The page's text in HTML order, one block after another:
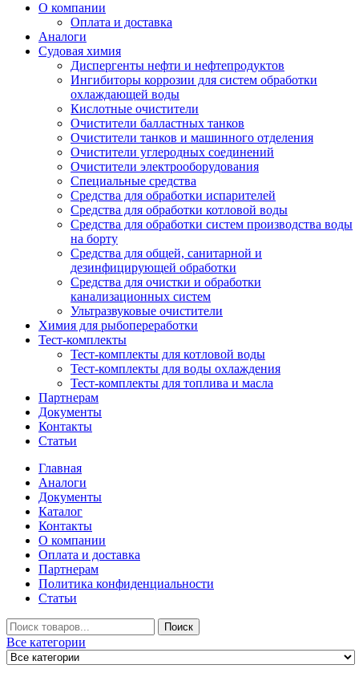
О компании
Оплата и доставка
Аналоги
Судовая химия
Диспергенты нефти и нефтепродуктов
Ингибиторы коррозии для систем обработки
охлаждающей воды
Кислотные очистители
Очистители балластных танков
Очистители танков и машинного отделения
Очистители углеродных соединений
Очистители электрооборудования
Специальные средства
Средства для обработки испарителей
Средства для обработки котловой воды
Средства для обработки систем производства воды
на борту
Средства для общей, санитарной и
дезинфицирующей обработки
Средства для очистки и обработки
канализационных систем
Ультразвуковые очистители
Химия для рыбопереработки
Тест-комплекты
Тест-комплекты для котловой воды
Тест-комплекты для воды охлаждения
Тест-комплекты для топлива и масла
Партнерам
Документы
Контакты
Статьи
Главная
Аналоги
Документы
Каталог
Контакты
О компании
Оплата и доставка
Партнерам
Политика конфиденциальности
Статьи
Искать
Поиск
Все категории